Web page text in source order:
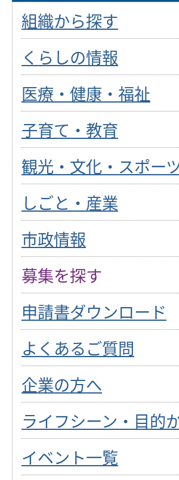
組織から探す
くらしの情報
医療・健康・福祉
子育て・教育
観光・文化・スポー
しごと・産業
市政情報
募集を探す
申請書ダウンロード
よくあるご質問
企業の方へ
ライフシーン・目的
イベント一覧